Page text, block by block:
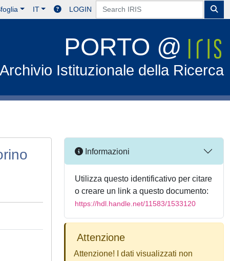
IT LOGIN
PORTO @
Archivio Istituzionale della Ricerca
Informazioni
Utilizza questo identificativo per citare
o creare un link a questo documento:
https://hdl.handle.net/11583/1533120
Attenzione
Attenzione! I dati visualizzati non